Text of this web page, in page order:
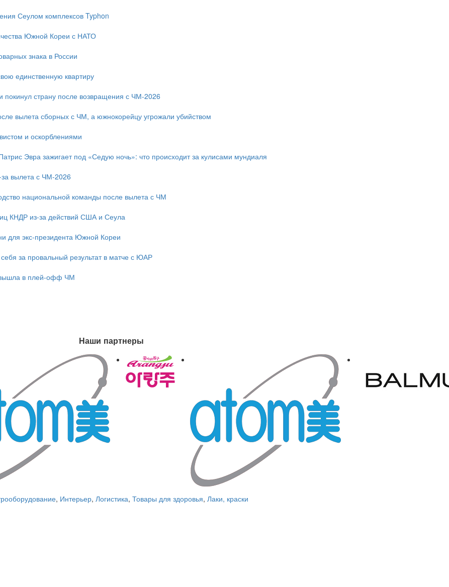
Сеулом комплексов Typhon
Южной Кореи с НАТО
знака в России
единственную квартиру
страну после возвращения с ЧМ-2026
вылета сборных с ЧМ, а южнокорейцу угрожали убийством
и оскорблениями
Эвра зажигает под «Седую ночь»: что происходит за кулисами мундиаля
вылета с ЧМ-2026
национальной команды после вылета с ЧМ
КНДР из-за действий США и Сеула
для экс-президента Южной Кореи
за провальный результат в матче с ЮАР
в плей-офф ЧМ
Наши партнеры
, Интерьер, Логистика, Товары для здоровья, Лаки, краски